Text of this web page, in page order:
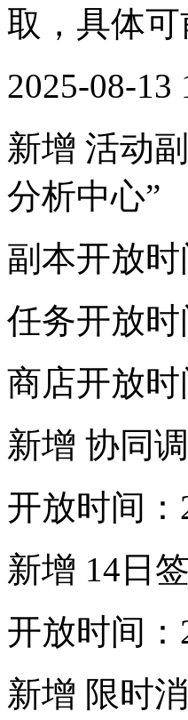
取，具体可
2025-08-
新增 活动
分析中心”
副本开放时
任务开放时
商店开放时
新增 协同
开放时间：
新增 14日
开放时间：
新增 限时